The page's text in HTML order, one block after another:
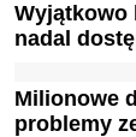
Wyjątkowo
nadal
Milionowe
problemy